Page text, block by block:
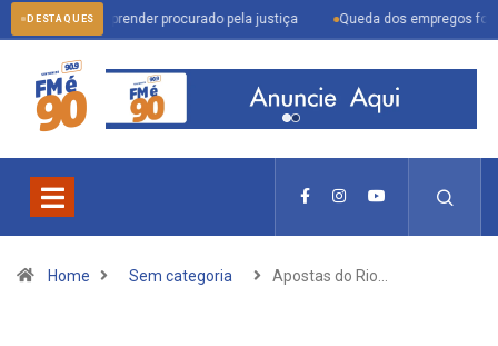
DESTAQUES
prender procurado pela justiça Queda dos empregos formais em
Home Sem categoria Apostas do Rio…